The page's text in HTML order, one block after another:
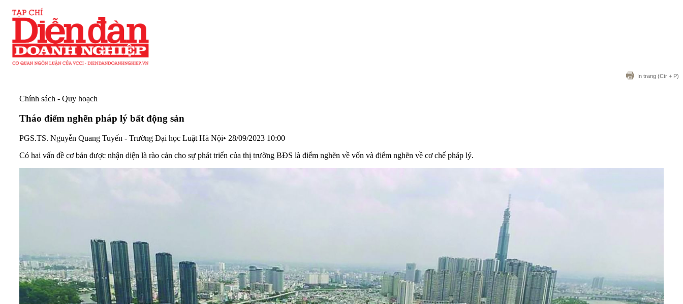
In trang (Ctr + P)
Chính sách - Quy hoạch
Tháo điểm nghẽn pháp lý bất động sản
PGS.TS. Nguyễn Quang Tuyến - Trường Đại học Luật Hà Nội• 28/09/2023 10:00
Có hai vấn đề cơ bản được nhận diện là rào cản cho sự phát triển của thị trường BĐS là điểm nghẽn về vốn và điểm nghẽn về cơ chế pháp lý.